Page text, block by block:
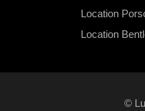
Location
Location
©